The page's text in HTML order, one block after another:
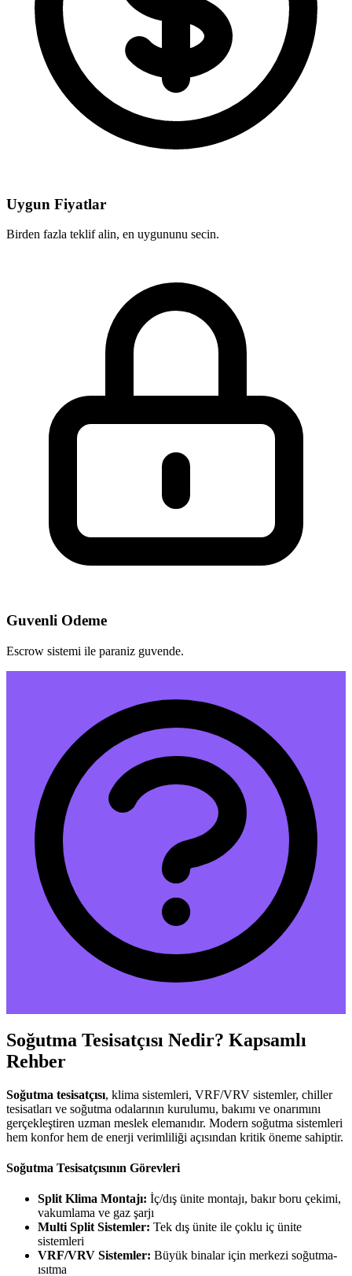
Uygun Fiyatlar
Birden fazla teklif alin, en uygununu secin.
Guvenli Odeme
Escrow sistemi ile paraniz guvende.
Soğutma Tesisatçısı Nedir? Kapsamlı
Rehber
Soğutma tesisatçısı, klima sistemleri, VRF/VRV sistemler, chiller
tesisatları ve soğutma odalarının kurulumu, bakımı ve onarımını
gerçekleştiren uzman meslek elemanıdır. Modern soğutma sistemleri
hem konfor hem de enerji verimliliği açısından kritik öneme sahiptir.
Soğutma Tesisatçısının Görevleri
Split Klima Montajı: İç/dış ünite montajı, bakır boru çekimi,
vakumlama ve gaz şarjı
Multi Split Sistemler: Tek dış ünite ile çoklu iç ünite
sistemleri
VRF/VRV Sistemler: Büyük binalar için merkezi soğutma-
ısıtma